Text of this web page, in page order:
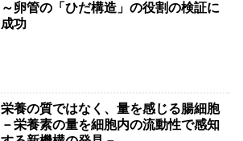
～卵管の「ひだ構造」の役割の検証に
成功
栄養の質ではなく、量を感じる腸細胞
－栄養素の量を細胞内の流動性で感知